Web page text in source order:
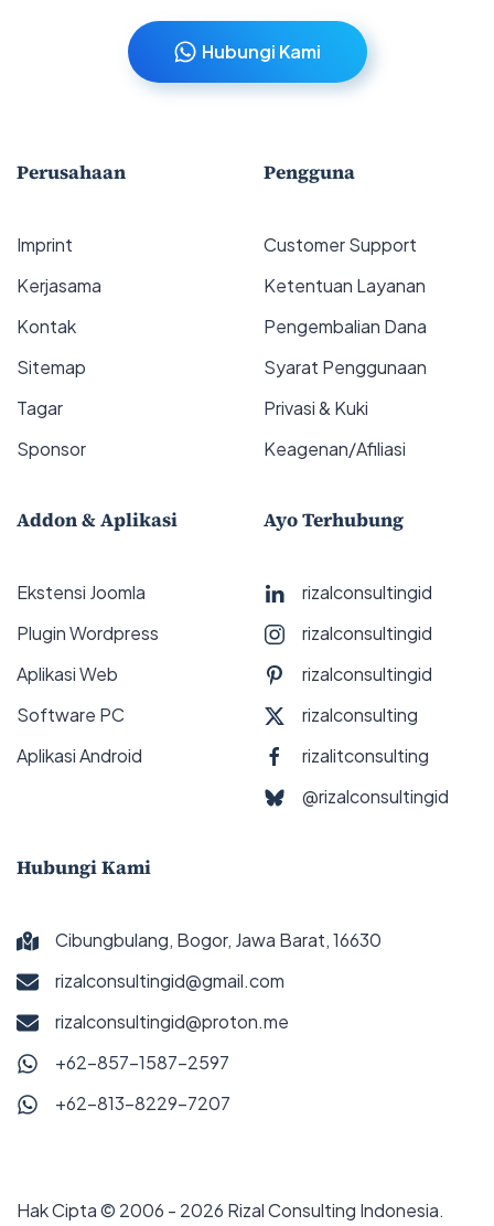
Hubungi Kami
Perusahaan
Imprint
Kerjasama
Kontak
Sitemap
Tagar
Sponsor
Pengguna
Customer Support
Ketentuan Layanan
Pengembalian Dana
Syarat Penggunaan
Privasi & Kuki
Keagenan/Afiliasi
Addon & Aplikasi
Ekstensi Joomla
Plugin Wordpress
Aplikasi Web
Software PC
Aplikasi Android
Ayo Terhubung
rizalconsultingid
rizalconsultingid
rizalconsultingid
rizalconsulting
rizalitconsulting
@rizalconsultingid
Hubungi Kami
Cibungbulang, Bogor, Jawa Barat, 16630
rizalconsultingid@gmail.com
rizalconsultingid@proton.me
+62-857-1587-2597
+62-813-8229-7207
Hak Cipta © 2006 - 2026 Rizal Consulting Indonesia.